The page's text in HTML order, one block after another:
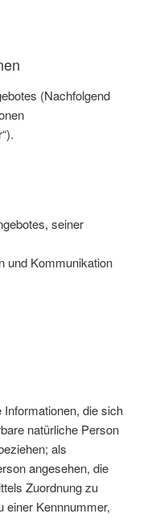
(Nachfolgend
seiner
und Kommunikation
Informationen, die sich
natürliche Person
als
angesehen, die
Zuordnung zu
einer Kennnummer,